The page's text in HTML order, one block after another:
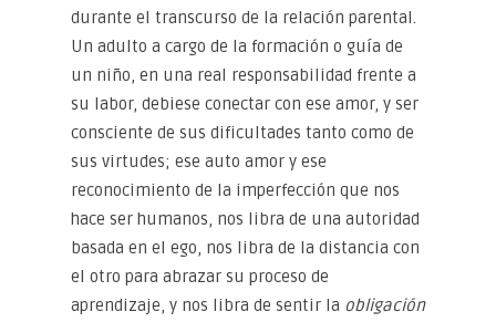
durante el transcurso de la relación parental.
Un adulto a cargo de la formación o guía de
un niño, en una real responsabilidad frente a
su labor, debiese conectar con ese amor, y ser
consciente de sus dificultades tanto como de
sus virtudes; ese auto amor y ese
reconocimiento de la imperfección que nos
hace ser humanos, nos libra de una autoridad
basada en el ego, nos libra de la distancia con
el otro para abrazar su proceso de
aprendizaje, y nos libra de sentir la obligación